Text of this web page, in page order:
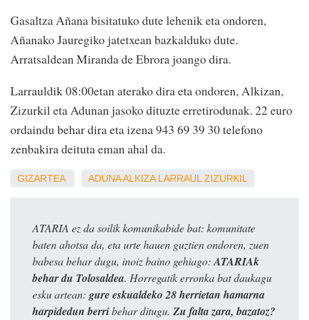
Gasaltza Añana bisitatuko dute lehenik eta ondoren,
Añanako Jauregiko jatetxean bazkalduko dute.
Arratsaldean Miranda de Ebrora joango dira.
Larrauldik 08:00etan aterako dira eta ondoren, Alkizan,
Zizurkil eta Adunan jasoko dituzte erretirodunak. 22 euro
ordaindu behar dira eta izena 943 69 39 30 telefono
zenbakira deituta eman ahal da.
GIZARTEA ADUNAALKIZA LARRAUL ZIZURKIL
ATARIA ez da soilik komunikabide bat: komunitate
baten ahotsa da, eta urte hauen guztien ondoren, zuen
babesa behar dugu, inoiz baino gehiago: ATARIAk
behar du Tolosaldea. Horregatik erronka bat daukagu
esku artean: gure eskualdeko 28 herrietan hamarna
harpidedun berribehar ditugu. Zu falta zara, bazatoz?